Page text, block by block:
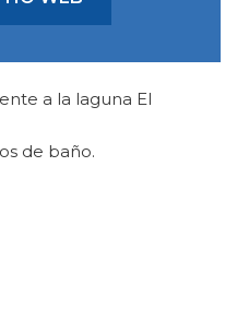
a la laguna El
de baño.